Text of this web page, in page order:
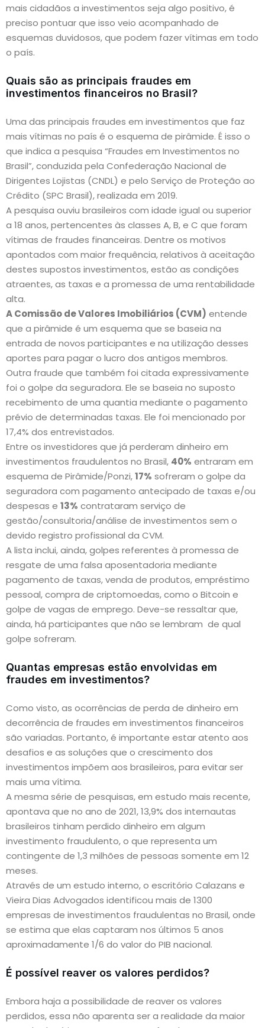
mais cidadãos a investimentos seja algo positivo, é
preciso pontuar que isso veio acompanhado de
esquemas duvidosos, que podem fazer vítimas em todo
o país.
Quais são as principais fraudes em
investimentos financeiros no Brasil?
Uma das principais fraudes em investimentos que faz
mais vítimas no país é o esquema de pirâmide. É isso o
que indica a pesquisa “Fraudes em Investimentos no
Brasil”, conduzida pela Confederação Nacional de
Dirigentes Lojistas (CNDL) e pelo Serviço de Proteção ao
Crédito (SPC Brasil), realizada em 2019.
A pesquisa ouviu brasileiros com idade igual ou superior
a 18 anos, pertencentes às classes A, B, e C que foram
vítimas de fraudes financeiras. Dentre os motivos
apontados com maior frequência, relativos à aceitação
destes supostos investimentos, estão as condições
atraentes, as taxas e a promessa de uma rentabilidade
alta.
A Comissão de Valores Imobiliários (CVM) entende
que a pirâmide é um esquema que se baseia na
entrada de novos participantes e na utilização desses
aportes para pagar o lucro dos antigos membros.
Outra fraude que também foi citada expressivamente
foi o golpe da seguradora. Ele se baseia no suposto
recebimento de uma quantia mediante o pagamento
prévio de determinadas taxas. Ele foi mencionado por
17,4% dos entrevistados.
Entre os investidores que já perderam dinheiro em
investimentos fraudulentos no Brasil, 40% entraram em
esquema de Pirâmide/Ponzi,17% sofreram o golpe da
seguradora com pagamento antecipado de taxas e/ou
despesas e 13% contrataram serviço de
gestão/consultoria/análise de investimentos sem o
devido registro profissional da CVM.
A lista inclui, ainda, golpes referentes à promessa de
resgate de uma falsa aposentadoria mediante
pagamento de taxas, venda de produtos, empréstimo
pessoal, compra de criptomoedas, como o Bitcoin e
golpe de vagas de emprego. Deve-se ressaltar que,
ainda, há participantes que não se lembram de qual
golpe sofreram.
Quantas empresas estão envolvidas em
fraudes em investimentos?
Como visto, as ocorrências de perda de dinheiro em
decorrência de fraudes em investimentos financeiros
são variadas. Portanto, é importante estar atento aos
desafios e as soluções que o crescimento dos
investimentos impõem aos brasileiros, para evitar ser
mais uma vítima.
A mesma série de pesquisas, em estudo mais recente,
apontava que no ano de 2021, 13,9% dos internautas
brasileiros tinham perdido dinheiro em algum
investimento fraudulento, o que representa um
contingente de 1,3 milhões de pessoas somente em 12
meses.
Através de um estudo interno, o escritório Calazans e
Vieira Dias Advogados identificou mais de 1300
empresas de investimentos fraudulentas no Brasil, onde
se estima que elas captaram nos últimos 5 anos
aproximadamente 1/6 do valor do PIB nacional.
É possível reaver os valores perdidos?
Embora haja a possibilidade de reaver os valores
perdidos, essa não aparenta ser a realidade da maior